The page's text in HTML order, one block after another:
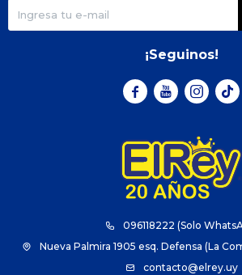
096118222 (Solo
Nueva Palmira 1905 esq. Defensa (La
contacto@elrey.uy
¡Seguinos!
  